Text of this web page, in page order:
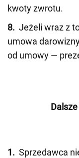
kwoty zwrotu.
8. Jeżeli wraz z
umowa
od umowy —
1. Sprzedawca